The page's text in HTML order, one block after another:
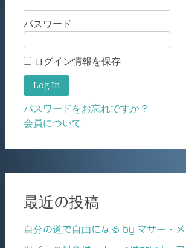
パスワード
ログイン情報を保存
パスワードをお忘れですか？
会員について
最近の投稿
自分の道で自由になる by マザー・